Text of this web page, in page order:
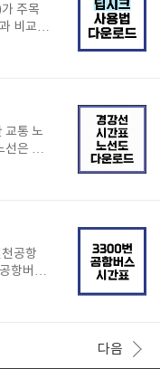
인상되
을 반영
, 위험
향으
주목
비교해
만 달
상되는
크에서
하기 1.
사용하
웹사이
교통 노
선은 판
최근
대에는
는 판교
분에 출
매역
서 최
공항
항버스
들에
공항
분에
다음